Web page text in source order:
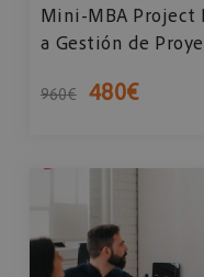
Mini-MBA Project
a Gestión de
960€ 480€